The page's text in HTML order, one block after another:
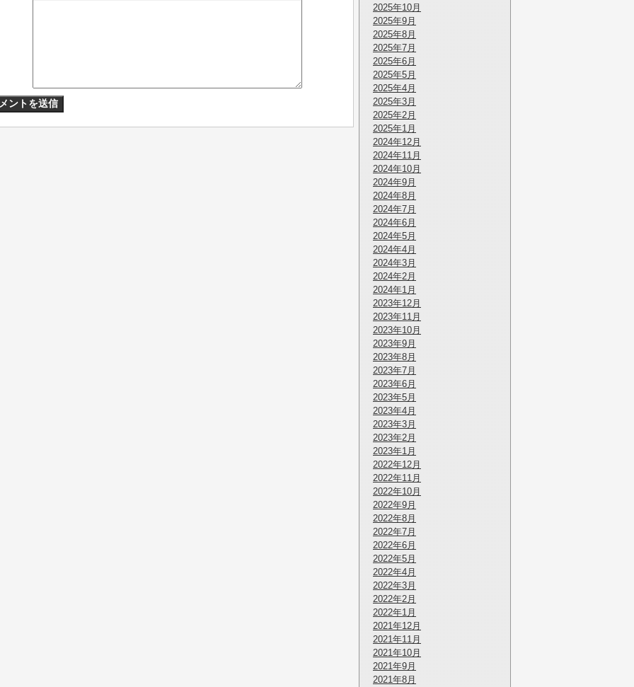
2025年10月
2025年9月
2025年8月
2025年7月
2025年6月
2025年5月
2025年4月
2025年3月
2025年2月
2025年1月
2024年12月
2024年11月
2024年10月
2024年9月
2024年8月
2024年7月
2024年6月
2024年5月
2024年4月
2024年3月
2024年2月
2024年1月
2023年12月
2023年11月
2023年10月
2023年9月
2023年8月
2023年7月
2023年6月
2023年5月
2023年4月
2023年3月
2023年2月
2023年1月
2022年12月
2022年11月
2022年10月
2022年9月
2022年8月
2022年7月
2022年6月
2022年5月
2022年4月
2022年3月
2022年2月
2022年1月
2021年12月
2021年11月
2021年10月
2021年9月
2021年8月